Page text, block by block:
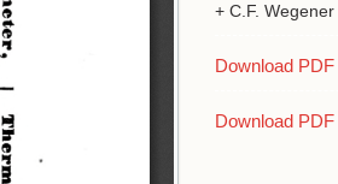
+ C.F. Wegener
Download
Download